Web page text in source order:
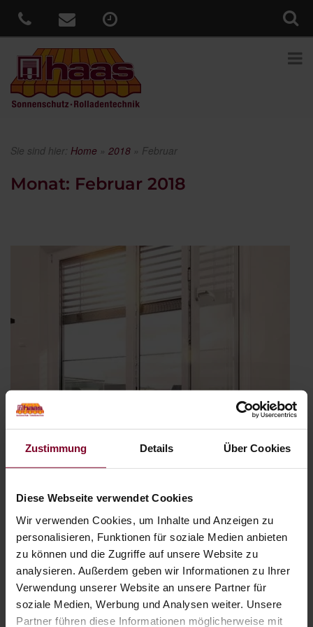
Zustimmung Details Über Cookies
Diese Webseite verwendet Cookies
Wir verwenden Cookies, um Inhalte und Anzeigen zu
personalisieren, Funktionen für soziale Medien anbieten
zu können und die Zugriffe auf unsere Website zu
analysieren. Außerdem geben wir Informationen zu Ihrer
Verwendung unserer Website an unsere Partner für
soziale Medien, Werbung und Analysen weiter. Unsere
Partner führen diese Informationen möglicherweise mit
Sie sind hier: Home » 2018 » Februar
Monat: Februar 2018
NEU: Integrierte Absturzsicherung VisioNeo
Veröffentlicht
am
5. Februar 2018
Bodentiefe Fenster sind mittlerweile fester Bestandteil moderner
Architektur. Umso wichtiger wird der Einsatz einer wirksamen
Absturzsicherung für Fenster. Die neue integrierte